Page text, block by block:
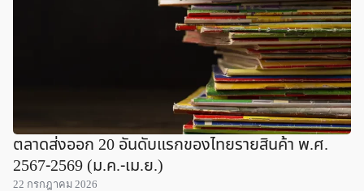
ตลาดส่งออก 20 อันดับแรกของไทยรายสินค้า พ.ศ.
2567-2569 (ม.ค.-เม.ย.)
22 กรกฎาคม 2026